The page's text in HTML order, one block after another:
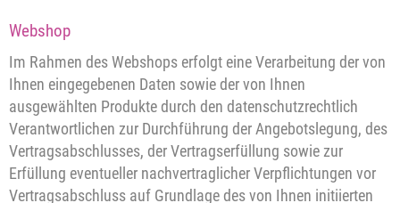
Webshop
Im Rahmen des Webshops erfolgt eine Verarbeitung der von
Ihnen eingegebenen Daten sowie der von Ihnen
ausgewählten Produkte durch den datenschutzrechtlich
Verantwortlichen zur Durchführung der Angebotslegung, des
Vertragsabschlusses, der Vertragserfüllung sowie zur
Erfüllung eventueller nachvertraglicher Verpflichtungen vor
Vertragsabschluss auf Grundlage des von Ihnen initiierten